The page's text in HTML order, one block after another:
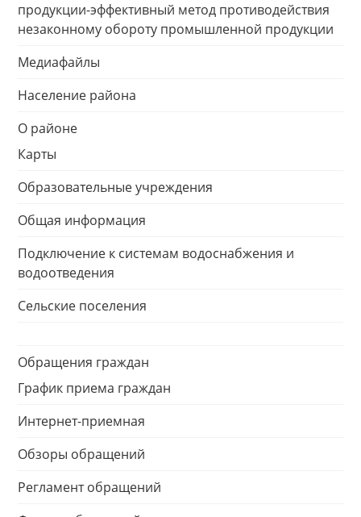
продукции-эффективный метод противодействия
незаконному обороту промышленной продукции
Медиафайлы
Население района
О районе
Карты
Образовательные учреждения
Общая информация
Подключение к системам водоснабжения и
водоотведения
Сельские поселения
Обращения граждан
График приема граждан
Интернет-приемная
Обзоры обращений
Регламент обращений